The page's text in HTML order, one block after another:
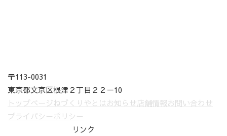
〒113-0031
東京都文京区根津２丁目２２－10
トップページねづくりやとはお知らせ 店舗情報お問い合わせ
プライバシーポリシー
リンク